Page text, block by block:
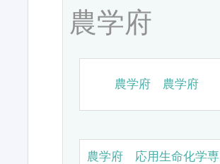
農学府
農学府 農学府
農学府 応用生命化学専